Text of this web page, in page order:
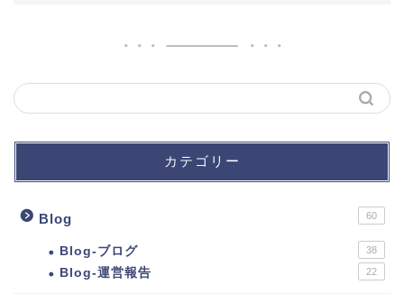
カテゴリー
Blog 60
Blog-ブログ 38
Blog-運営報告 22